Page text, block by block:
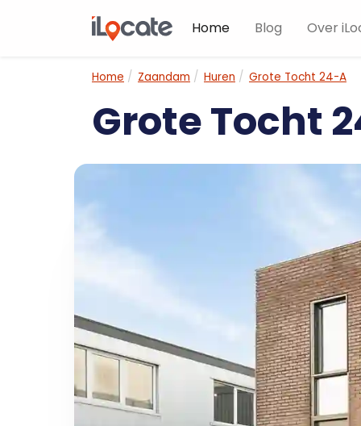
Home Blog Over
Home Zaandam Huren Grote Tocht 24-A
Grote Tocht